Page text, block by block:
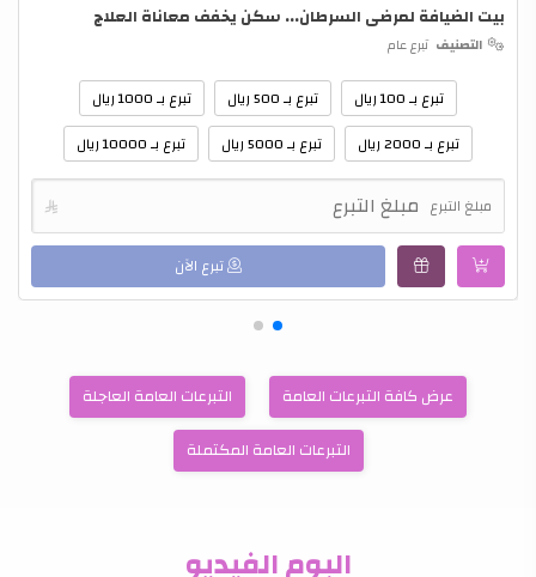
بيت الضيافة لمرضى السرطان... سكن يخفف معاناة العلاج
التصنيف تبرع عام
تبرع بـ 100 ريال تبرع بـ 500 ريال
تبرع بـ 1000 ريال
تبرع بـ 2000 ريال
تبرع بـ 5000 ريال تبرع بـ 10000 ريال
مبلغ التبرع 
تبرع الآن
عرض كافة التبرعات العامة
التبرعات العامة العاجلة
التبرعات العامة المكتملة
البوم الفيديو